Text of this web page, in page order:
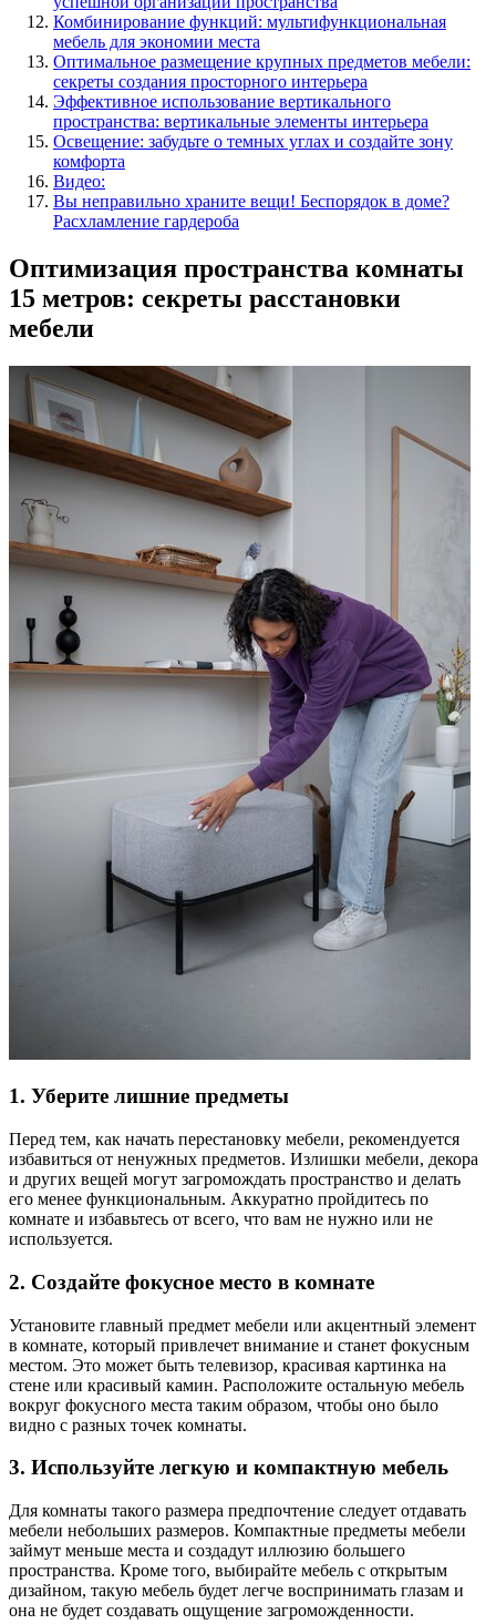
Комбинирование функций: мультифункциональная
мебель для экономии места
Оптимальное размещение крупных предметов мебели:
секреты создания просторного интерьера
Эффективное использование вертикального
пространства: вертикальные элементы интерьера
Освещение: забудьте о темных углах и создайте зону
комфорта
Видео:
Вы неправильно храните вещи! Беспорядок в доме?
Расхламление гардероба
Оптимизация пространства комнаты
15 метров: секреты расстановки
мебели
1. Уберите лишние предметы
Перед тем, как начать перестановку мебели, рекомендуется
избавиться от ненужных предметов. Излишки мебели, декора
и других вещей могут загромождать пространство и делать
его менее функциональным. Аккуратно пройдитесь по
комнате и избавьтесь от всего, что вам не нужно или не
используется.
2. Создайте фокусное место в комнате
Установите главный предмет мебели или акцентный элемент
в комнате, который привлечет внимание и станет фокусным
местом. Это может быть телевизор, красивая картинка на
стене или красивый камин. Расположите остальную мебель
вокруг фокусного места таким образом, чтобы оно было
видно с разных точек комнаты.
3. Используйте легкую и компактную мебель
Для комнаты такого размера предпочтение следует отдавать
мебели небольших размеров. Компактные предметы мебели
займут меньше места и создадут иллюзию большего
пространства. Кроме того, выбирайте мебель с открытым
дизайном, такую мебель будет легче воспринимать глазам и
она не будет создавать ощущение загроможденности.